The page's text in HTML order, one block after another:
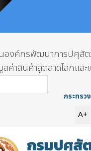
องค์กรพัฒนาการปศุสัต
ลค่าสินค้าสู่ตลาดโลกแล
กระทร
A+